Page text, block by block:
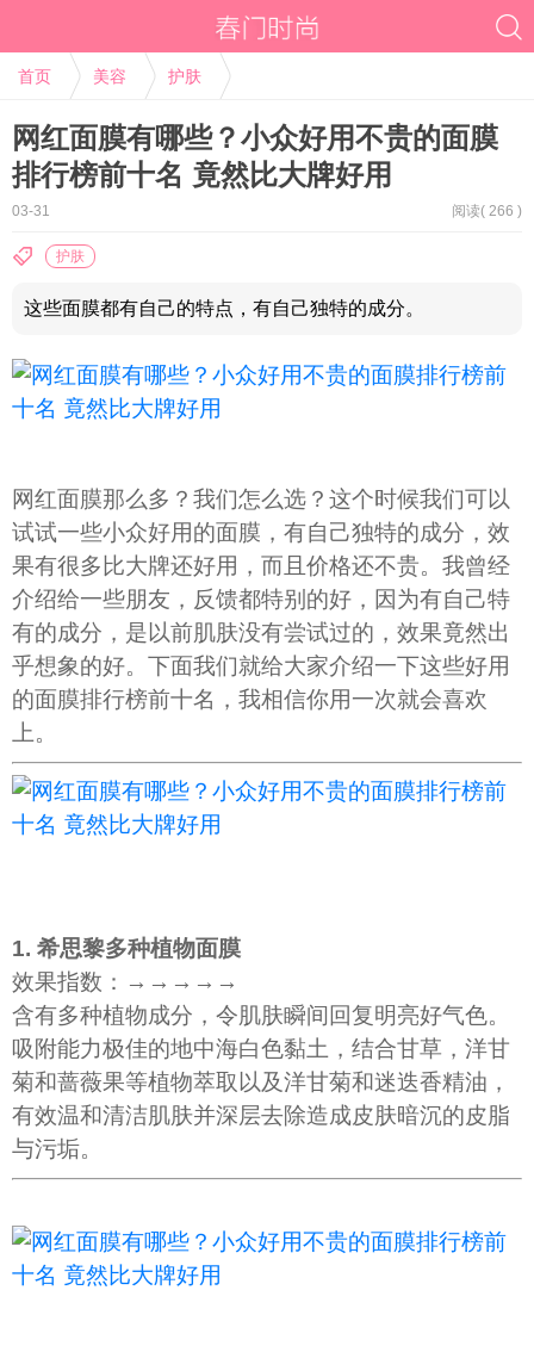
首页 美容 护肤
网红面膜有哪些？小众好用不贵的面膜
排行榜前十名 竟然比大牌好用
03-31 阅读( 266 )
护肤
这些面膜都有自己的特点，有自己独特的成分。
网红面膜那么多？我们怎么选？这个时候我们可以
试试一些小众好用的面膜，有自己独特的成分，效
果有很多比大牌还好用，而且价格还不贵。我曾经
介绍给一些朋友，反馈都特别的好，因为有自己特
有的成分，是以前肌肤没有尝试过的，效果竟然出
乎想象的好。下面我们就给大家介绍一下这些好用
的面膜排行榜前十名，我相信你用一次就会喜欢
上。
1. 希思黎多种植物面膜
效果指数：→→→→→
含有多种植物成分，令肌肤瞬间回复明亮好气色。
吸附能力极佳的地中海白色黏土，结合甘草，洋甘
菊和蔷薇果等植物萃取以及洋甘菊和迷迭香精油，
有效温和清洁肌肤并深层去除造成皮肤暗沉的皮脂
与污垢。